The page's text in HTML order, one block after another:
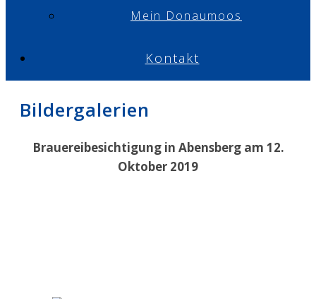
Mein Donaumoos
Kontakt
Bildergalerien
Brauereibesichtigung in Abensberg am 12.
Oktober 2019